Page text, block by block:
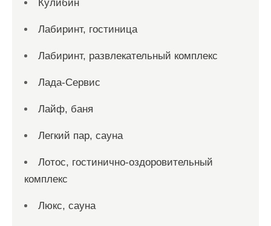
Кулибин
Лабиринт, гостиница
Лабиринт, развлекательный комплекс
Лада-Сервис
Лайф, баня
Легкий пар, сауна
Лотос, гостинично-оздоровительный
комплекс
Люкс, сауна